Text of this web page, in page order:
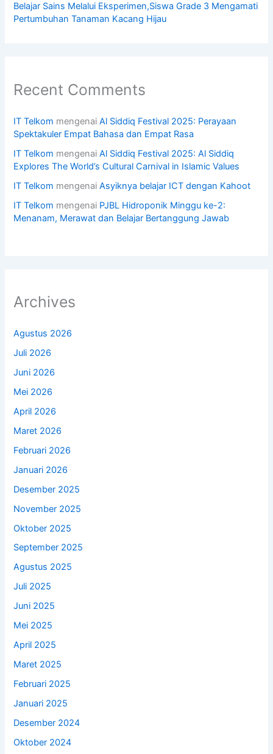
Belajar Sains Melalui Eksperimen,Siswa Grade 3 Mengamati
Pertumbuhan Tanaman Kacang Hijau
Recent Comments
IT Telkom mengenaiAl Siddiq Festival 2025: Perayaan
Spektakuler Empat Bahasa dan Empat Rasa
IT Telkom mengenaiAl Siddiq Festival 2025: Al Siddiq
Explores The World’s Cultural Carnival in Islamic Values
IT Telkom mengenaiAsyiknya belajar ICT dengan Kahoot
IT Telkom mengenai PJBL Hidroponik Minggu ke-2:
Menanam, Merawat dan Belajar Bertanggung Jawab
Archives
Agustus 2026
Juli 2026
Juni 2026
Mei 2026
April 2026
Maret 2026
Februari 2026
Januari 2026
Desember 2025
November 2025
Oktober 2025
September 2025
Agustus 2025
Juli 2025
Juni 2025
Mei 2025
April 2025
Maret 2025
Februari 2025
Januari 2025
Desember 2024
Oktober 2024